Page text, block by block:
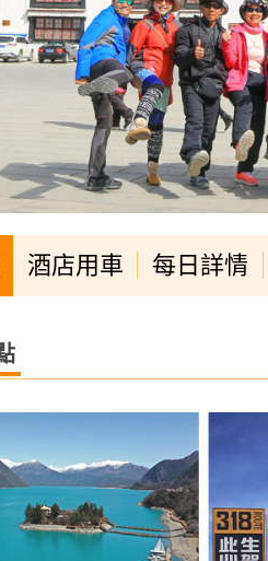
酒店用車 每日詳情